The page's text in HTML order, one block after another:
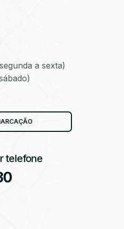
a sexta)
telefone